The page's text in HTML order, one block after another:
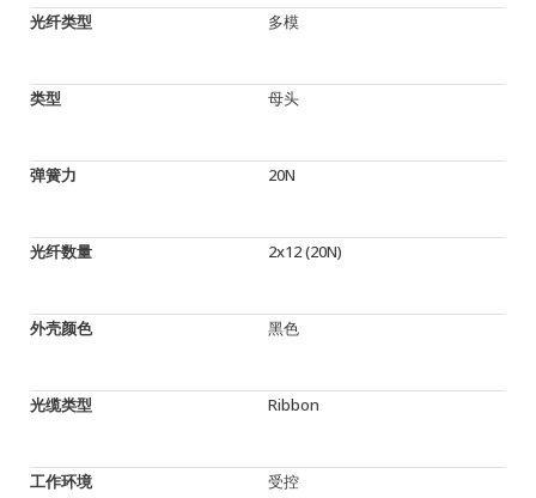
光纤类型 多模
类型 母头
弹簧力 20N
光纤数量 2x12 (20N)
外壳颜色 黑色
光缆类型 Ribbon
工作环境 受控